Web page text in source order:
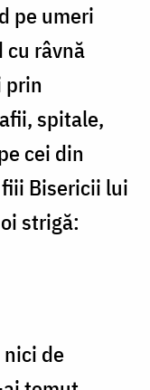
pe umeri
cu râvnă
prin
spitale,
cei din
Bisericii lui
strigă:
de